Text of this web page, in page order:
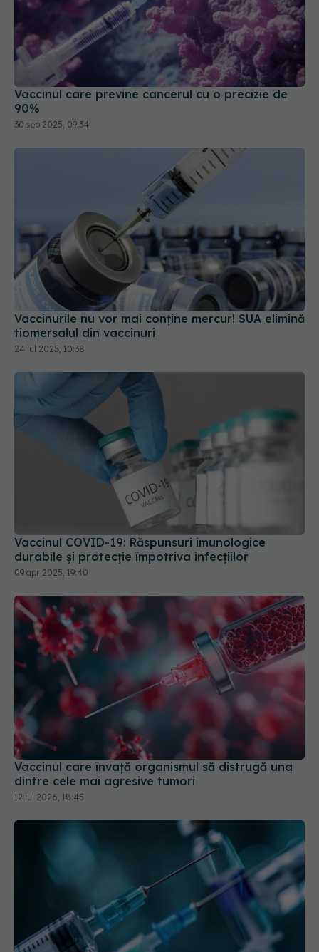
Vaccinul care previne cancerul cu o precizie de
30 sep 2025, 09:34
Vaccinurile nu vor mai conține mercur! SUA elimină
tiomersalul din vaccinuri
24 iul 2025, 10:38
Vaccinul COVID-19: Răspunsuri imunologice
durabile și protecție împotriva infecțiilor
09 apr 2025, 19:40
Vaccinul care învață organismul să distrugă una
dintre cele mai agresive tumori
12 iul 2026, 18:45